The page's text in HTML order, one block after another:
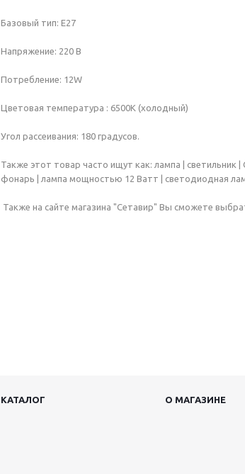
Базовый тип: E27
Напряжение: 220 В
Потребление: 12W
Цветовая температура : 6500К (холодный)
Угол рассеивания: 180 градусов.
Также этот товар часто ищут как: лампа | светильник |
фонарь | лампа мощностью 12 Ватт | светодиодная
Также на сайте магазина "Сетавир" Вы сможете
КАТАЛОГ О МАГАЗИНЕ